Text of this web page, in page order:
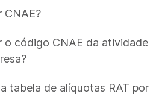
CNAE?
o código CNAE da atividade
tabela de alíquotas RAT por